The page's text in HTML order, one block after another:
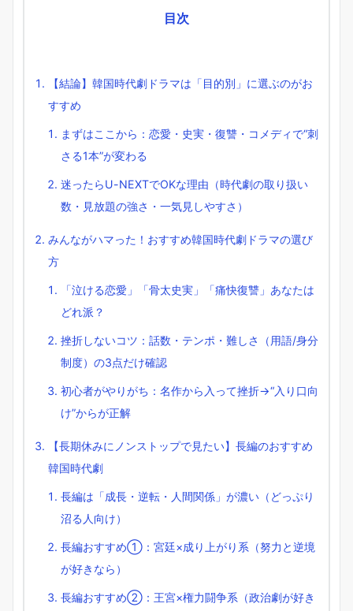
目次
【結論】韓国時代劇ドラマは「目的別」に選ぶのがお
すすめ
まずはここから：恋愛・史実・復讐・コメディで“刺
さる1本”が変わる
迷ったらU-NEXTでOKな理由（時代劇の取り扱い
数・見放題の強さ・一気見しやすさ）
みんながハマった！おすすめ韓国時代劇ドラマの選び
方
「泣ける恋愛」「骨太史実」「痛快復讐」あなたは
どれ派？
挫折しないコツ：話数・テンポ・難しさ（用語/身分
制度）の3点だけ確認
初心者がやりがち：名作から入って挫折→“入り口向
け”からが正解
【長期休みにノンストップで見たい】長編のおすすめ
韓国時代劇
長編は「成長・逆転・人間関係」が濃い（どっぷり
沼る人向け）
長編おすすめ①：宮廷×成り上がり系（努力と逆境
が好きなら）
長編おすすめ②：王宮×権力闘争系（政治劇が好き